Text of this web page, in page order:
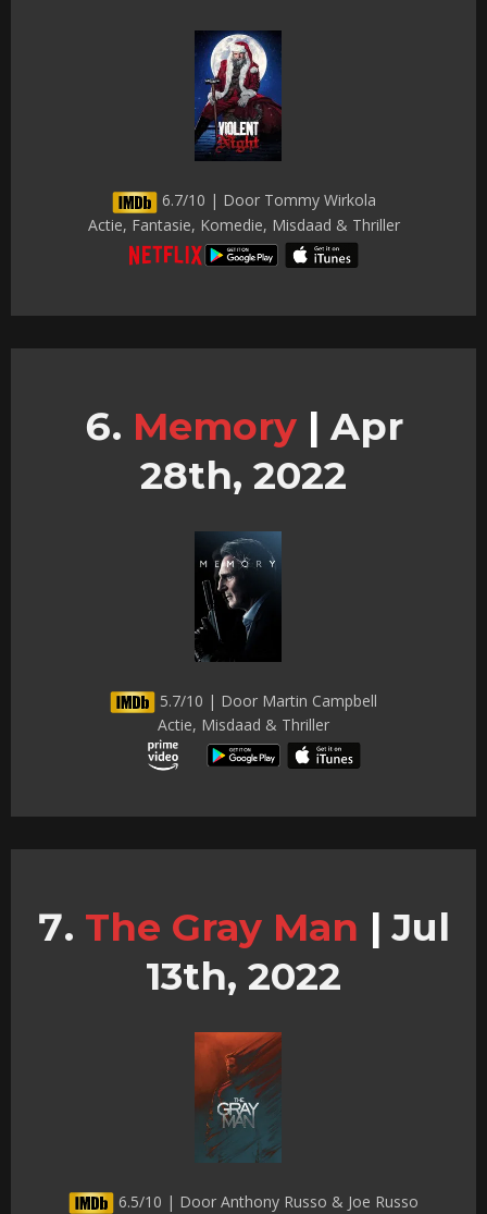
6.7/10 | Door Tommy Wirkola
Actie, Fantasie, Komedie, Misdaad & Thriller
Memory | Apr
28th, 2022
5.7/10 | Door Martin Campbell
Actie, Misdaad & Thriller
The Gray Man | Jul
13th, 2022
6.5/10 | Door Anthony Russo & Joe Russo